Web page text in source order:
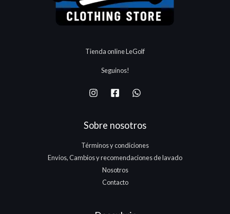
Tienda online LeGolf
Seguinos!
Sobre nosotros
Términos y condiciones
Envios, Cambios y recomendaciones de lavado
Nosotros
Contacto